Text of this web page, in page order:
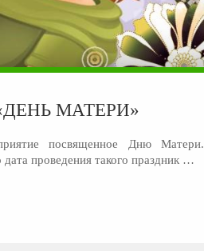
МАТЕРИ»
посвященное Дню Матери.
проведения такого праздник …